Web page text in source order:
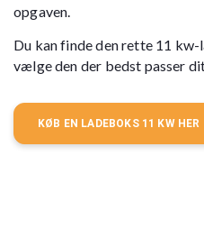
opgaven.
Du kan finde den rette 11 kw-
vælge den der bedst passer
KØB EN LADEBOKS 11 KW HER